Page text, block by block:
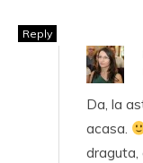
Reply
Da, la
acasa.
draguta,